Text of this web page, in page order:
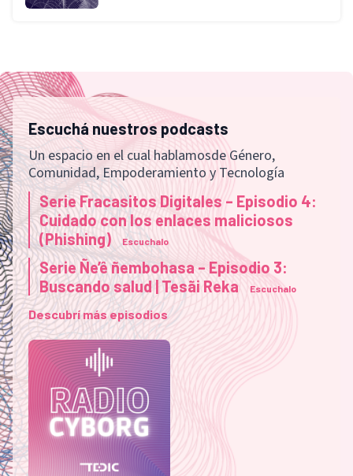
Escuchá nuestros podcasts
Un espacio en el cual hablamosde Género,
Comunidad, Empoderamiento y Tecnología
Serie Fracasitos Digitales – Episodio 4:
Cuidado con los enlaces maliciosos
(Phishing)
Escuchalo
Serie Ñe’ê ñembohasa – Episodio 3:
Buscando salud | Tesãi Reka
Escuchalo
Descubrí más episodios